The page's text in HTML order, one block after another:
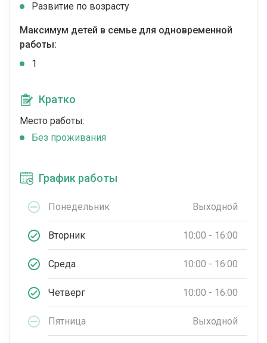
Развитие по возрасту
Максимум детей в семье для одновременной
работы:
1
Кратко
Место работы:
Без проживания
График работы
Понедельник Выходной
Вторник 10:00 - 16:00
Среда 10:00 - 16:00
Четверг 10:00 - 16:00
Пятница Выходной